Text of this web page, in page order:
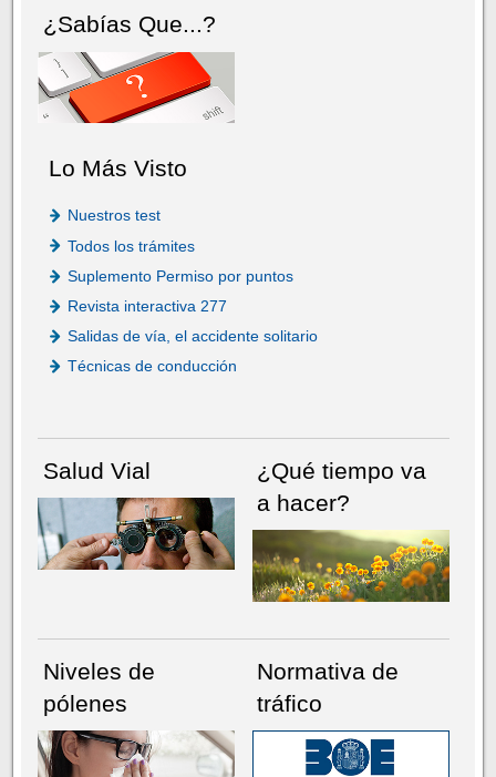
¿Sabías Que...?
Lo Más Visto
Nuestros test
Todos los trámites
Suplemento Permiso por puntos
Revista interactiva 277
Salidas de vía, el accidente solitario
Técnicas de conducción
Salud Vial
¿Qué tiempo va
a hacer?
Niveles de
pólenes
Normativa de
tráfico